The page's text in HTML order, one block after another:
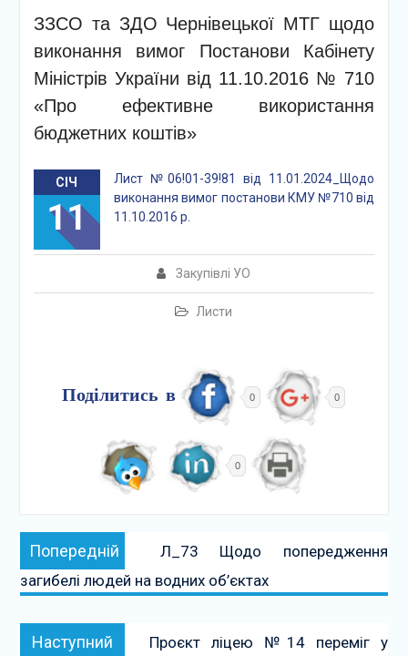
ЗЗСО та ЗДО Чернівецької МТГ щодо
виконання вимог Постанови Кабінету
Міністрів України від 11.10.2016 № 710
«Про ефективне використання
бюджетних коштів»
СІЧ
11
Закупівлі УО
Листи
Лист №06!01-39!81 від 11.01.2024_Щодо
виконання вимог постанови КМУ №710 від
11.10.2016 р.
Поділитись в 0 0
0
Навігація
записів
Попередній Попередній:
Л_73 Щодо попередження
загибелі людей на водних об’єктах
Наступний Наступний:
Проєкт ліцею №14 переміг у